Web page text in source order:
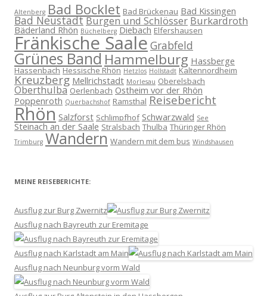
Altenberg Bad Bocklet Bad Brückenau Bad Kissingen
Bad NeustadtBurgen und Schlösser Burkardroth
Bäderland Rhön Büchelberg Diebach Elfershausen
Fränkische Saale Grabfeld
Grünes BandHammelburg Hassberge
Hassenbach Hessische Rhön Hetzlos Hollstadt Kaltennordheim
Kreuzberg Mellrichstadt Morlesau Oberelsbach
Oberthulba Oerlenbach Ostheim vor der Rhön
Poppenroth Querbachshof Ramsthal Reisebericht
Rhön Salzforst Schlimpfhof Schwarzwald See
Steinach an der Saale Stralsbach Thulba Thüringer Rhön
Trimburg Wandern Wandern mit dem bus Windshausen
MEINE REISEBERICHTE:
Ausflug zur Burg Zwernitz
Ausflug nach Bayreuth zur Eremitage
Ausflug nach Karlstadt am Main
Ausflug nach Neunburg vorm Wald